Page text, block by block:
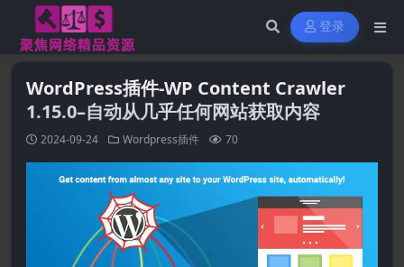
登录
WordPress插件-WP Content Crawler
1.15.0–自动从几乎任何网站获取内容
2024-09-24 Wordpress插件 70